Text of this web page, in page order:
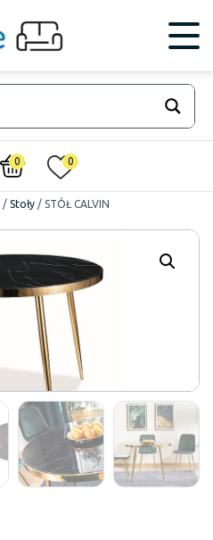
0 0
/ Stoły / STÓŁ CALVIN